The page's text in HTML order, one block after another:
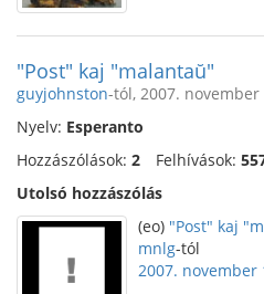
"Post" kaj "malantaŭ"
guyjohnston-tól, 2007. november
Nyelv: Esperanto
Hozzászólások: 2 Felhívások:
Utolsó hozzászólás
(eo) "Post" kaj
mnlg-tól
2007. november